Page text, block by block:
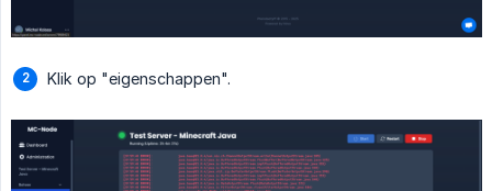
Klik op "eigenschappen".